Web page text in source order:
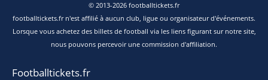
© 2013-2026 footballtickets.fr
footballtickets.fr n'est affilié à aucun club, ligue ou organisateur d'événements.
Lorsque vous achetez des billets de football via les liens figurant sur notre site,
nous pouvons percevoir une commission d'affiliation.
Footballtickets.fr